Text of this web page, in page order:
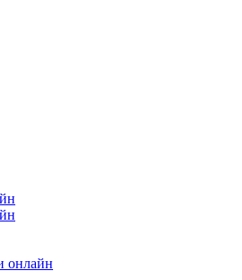
онлайн